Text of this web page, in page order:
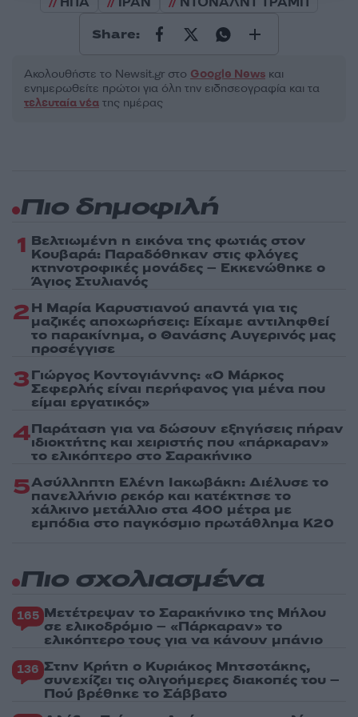
Share:
Ακολουθήστε το Νewsit.gr στο Google News και
ενημερωθείτε πρώτοι για όλη την ειδησεογραφία και τα
τελευταία νέα της ημέρας
Πιο δημοφιλή
1 Βελτιωμένη η εικόνα της φωτιάς στον
Κουβαρά: Παραδόθηκαν στις φλόγες
κτηνοτροφικές μονάδες – Εκκενώθηκε ο
Άγιος Στυλιανός
2Η Μαρία Καρυστιανού απαντά για τις
μαζικές αποχωρήσεις: Είχαμε αντιληφθεί
το παρακίνημα, ο Θανάσης Αυγερινός μας
προσέγγισε
3Γιώργος Κοντογιάννης: «Ο Μάρκος
Σεφερλής είναι περήφανος για μένα που
είμαι εργατικός»
4Παράταση για να δώσουν εξηγήσεις πήραν
ιδιοκτήτης και χειριστής που «πάρκαραν»
το ελικόπτερο στο Σαρακήνικο
5Ασύλληπτη Ελένη Ιακωβάκη: Διέλυσε το
πανελλήνιο ρεκόρ και κατέκτησε το
χάλκινο μετάλλιο στα 400 μέτρα με
εμπόδια στο παγκόσμιο πρωτάθλημα Κ20
Πιο σχολιασμένα
165 Μετέτρεψαν το Σαρακήνικο της Μήλου
σε ελικοδρόμιο – «Πάρκαραν» το
ελικόπτερο τους για να κάνουν μπάνιο
136 Στην Κρήτη ο Κυριάκος Μητσοτάκης,
συνεχίζει τις ολιγοήμερες διακοπές του –
Πού βρέθηκε το Σάββατο